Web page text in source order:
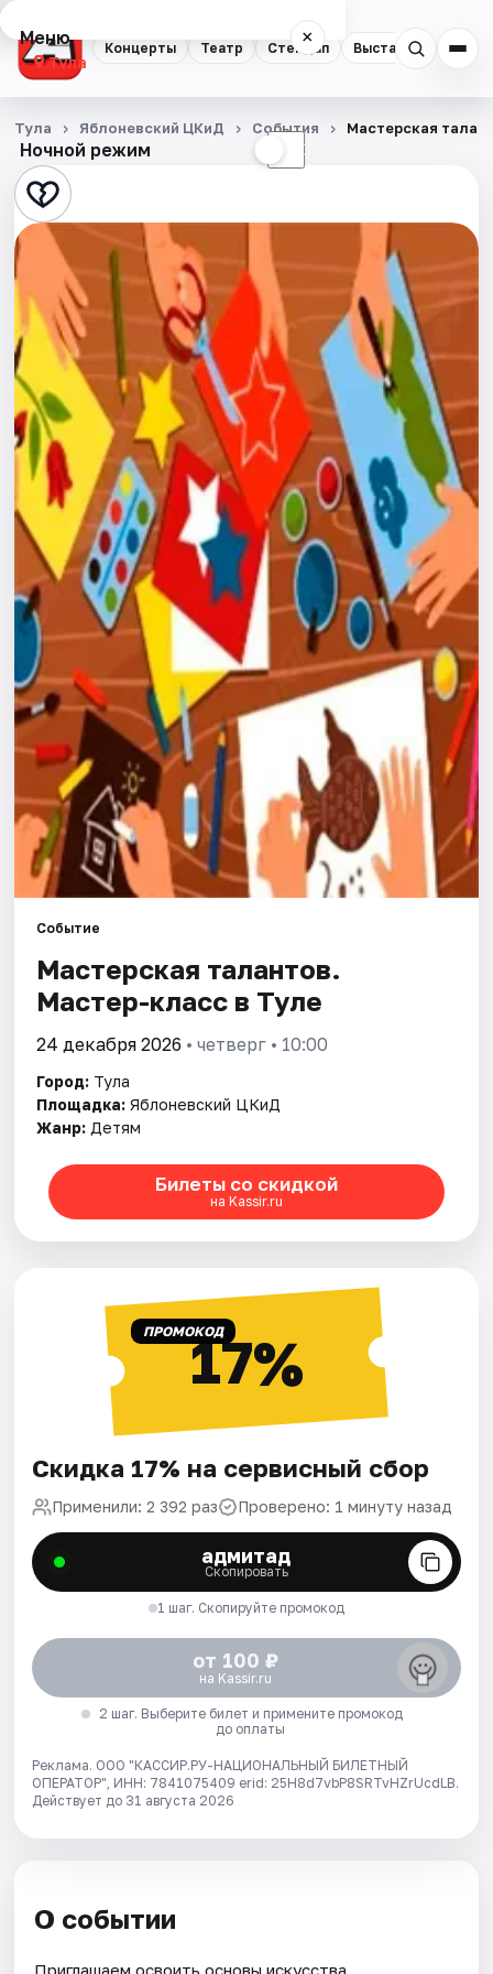
Концерты Театр Стендап Выставки
Меню ×
Тула
Концерты
Театр
Стендап
Выставки
Квесты
Экскурсии
Спорт
События
Города
Площадки
Артисты
Рейтинги
Ночной режим ☾
Тула Яблоневский ЦКиД События Мастерская
Событие
Мастерская талантов.
Мастер-класс в Туле
24 декабря 2026 • четверг • 10:00
Город: Тула
Площадка: Яблоневский ЦКиД
Жанр: Детям
Билеты со скидкой
на Kassir.ru
ПРОМОКОД17%
Скидка 17% на сервисный сбор
Применили: 2 392 раз Проверено: 1 минуту назад
адмитад
Скопировать
1 шаг. Скопируйте промокод
от 100 ₽
на Kassir.ru
2 шаг. Выберите билет и примените промокод
до оплаты
Реклама. ООО "КАССИР.РУ-НАЦИОНАЛЬНЫЙ БИЛЕТНЫЙ
ОПЕРАТОР", ИНН: 7841075409 erid: 25H8d7vbP8SRTvHZrUcdLB.
Действует до 31 августа 2026
О событии
Приглашаем освоить основы искусства